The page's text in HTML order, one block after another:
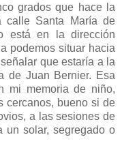
grados que hace la
calle Santa María de
está en la dirección
podemos situar hacia
que estaría a la
de Juan Bernier. Esa
mi memoria de niño,
cercanos, bueno si de
a las sesiones de
un solar, segregado o